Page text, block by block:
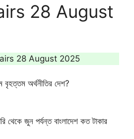
28 August
28 August 2025
বৃহত্তম অর্থনীতির দেশ?
থেকে জুন পর্যন্ত বাংলাদেশ কত টাকার